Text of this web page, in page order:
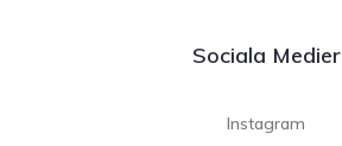
Sociala Medier
Instagram